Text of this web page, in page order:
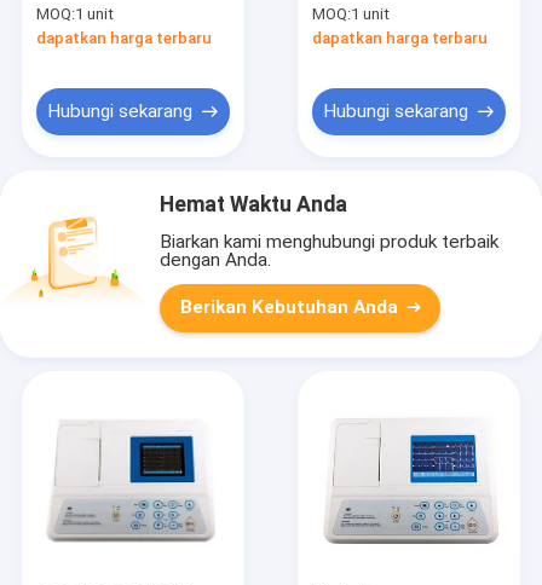
Mode perekaman 3ch
+++ 6ch 6ch + 12ch
MOQ:1 unit
dapatkan harga terbaru
Hubungi sekarang
Elektrokardiogram
Dengan penuh
MOQ:1 unit
dapatkan harga terbaru
Hubungi sekarang
Hemat Waktu Anda
Biarkan kami menghubungi produk terbaik
dengan Anda.
Berikan Kebutuhan Anda